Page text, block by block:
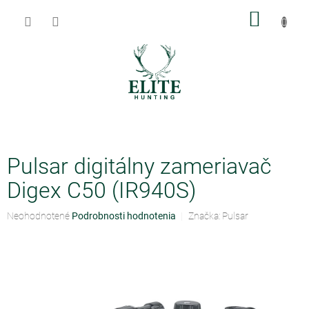
Pulsar digitálny zameriavač
Digex C50 (IR940S)
Priemerné
Neohodnotené Podrobnosti hodnotenia Značka: Pulsar